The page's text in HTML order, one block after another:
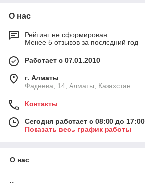
О нас
Рейтинг не сформирован
Менее 5 отзывов за последний год
Работает с 07.01.2010
г. Алматы
Фадеева, 14, Алматы, Казахстан
Контакты
Сегодня работает с 08:00 до 17:00
Показать весь график работы
О нас